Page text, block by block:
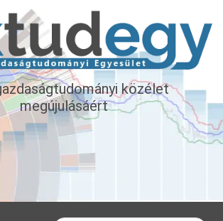
közélet
megújulásáért